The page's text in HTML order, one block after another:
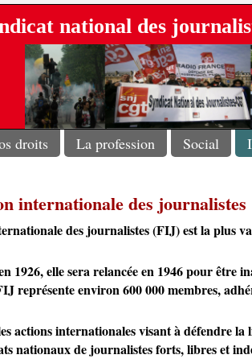
national des
droits La profession Social
internationale des journalistes
des journalistes (FIJ) est la plus
1926, elle sera relancée en 1946 pour être
représente environ 600 000 membres,
actions internationales visant à défendre la
nationaux de journalistes forts, libres et